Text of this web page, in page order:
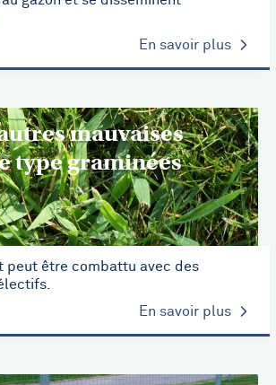
En savoir plus
mauvaises
type graminées
peut être combattu avec des
En savoir plus